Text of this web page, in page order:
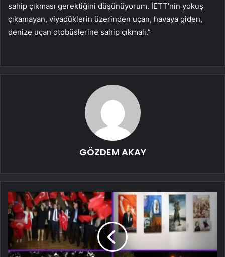
sahip çıkması gerektiğini düşünüyorum. İETT’nin yokuş
çıkamayan, viyadüklerin üzerinden uçan, havaya giden,
denize uçan otobüslerine sahip çıkmalı.”
GÖZDEM AKAY